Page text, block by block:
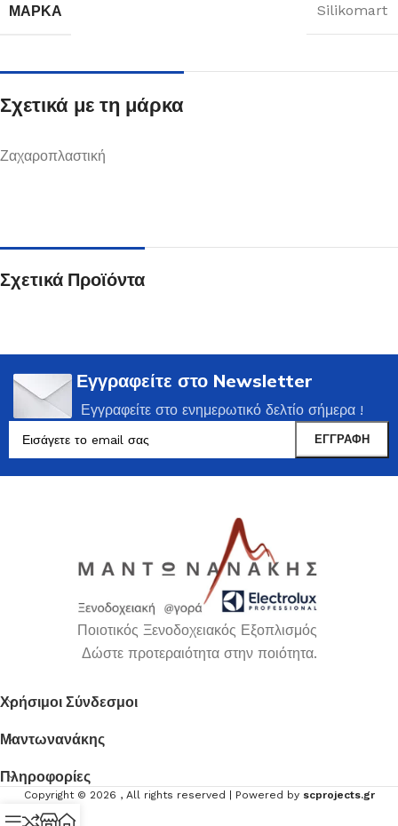
ΜΆΡΚΑ Silikomart
Σχετικά με τη μάρκα
Ζαχαροπλαστική
Σχετικά Προϊόντα
Εγγραφείτε στο Newsletter
Εγγραφείτε στο ενημερωτικό δελτίο σήμερα !
Ποιοτικός Ξενοδοχειακός Εξοπλισμός
Δώστε προτεραιότητα στην ποιότητα.
Χρήσιμοι Σύνδεσμοι
Μαντωνανάκης
Πληροφορίες
Copyright © 2026 , All rights reserved | Powered by scprojects.gr